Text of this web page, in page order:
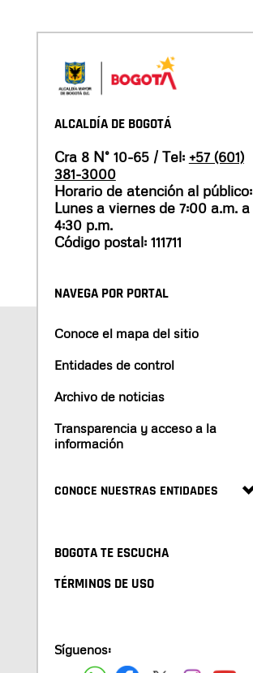
ALCALDÍA DE BOGOTÁ
Cra 8 N° 10-65 / Tel: +57 (601)
381-3000
Horario de atención al público:
Lunes a viernes de 7:00 a.m. a
4:30 p.m.
Código postal: 111711
NAVEGA POR PORTAL
Conoce el mapa del sitio
Entidades de control
Archivo de noticias
Transparencia y acceso a la
información
CONOCE NUESTRAS ENTIDADES
BOGOTA TE ESCUCHA
TÉRMINOS DE USO
Síguenos: